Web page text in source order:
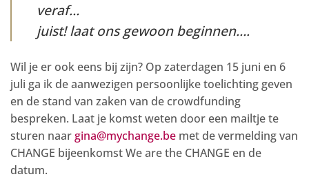
veraf…
juist! laat ons gewoon beginnen….
Wil je er ook eens bij zijn? Op zaterdagen 15 juni en 6
juli ga ik de aanwezigen persoonlijke toelichting geven
en de stand van zaken van de crowdfunding
bespreken. Laat je komst weten door een mailtje te
sturen naargina@mychange.be met de vermelding van
CHANGE bijeenkomst We are the CHANGE en de
datum.